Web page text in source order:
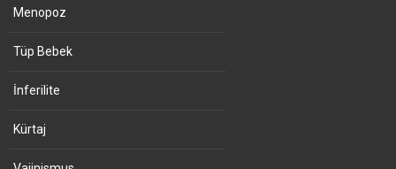
Menopoz
Tüp Bebek
İnferilite
Kürtaj